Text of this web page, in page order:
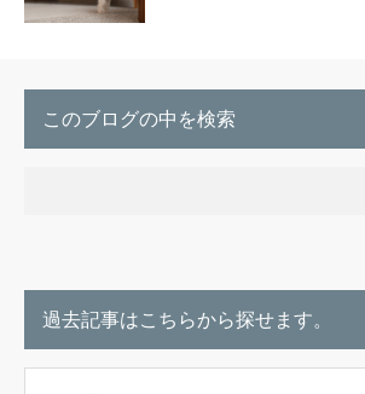
このブログの中を検索
過去記事はこちらから探せます。